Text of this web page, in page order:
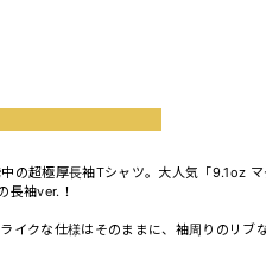
の超極厚長袖Tシャツ。大人気「9.1oz マ
長袖ver.！
イクな仕様はそのままに、袖周りのリブ